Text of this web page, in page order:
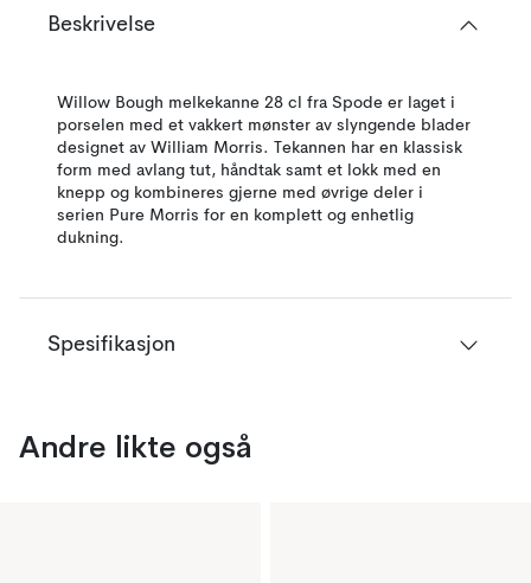
Beskrivelse
Willow Bough melkekanne 28 cl fra Spode er laget i
porselen med et vakkert mønster av slyngende blader
designet av William Morris. Tekannen har en klassisk
form med avlang tut, håndtak samt et lokk med en
knepp og kombineres gjerne med øvrige deler i
serien Pure Morris for en komplett og enhetlig
dukning.
Spesifikasjon
Andre likte også